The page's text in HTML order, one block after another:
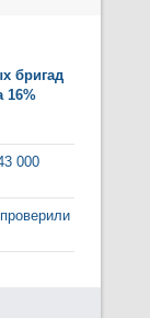
бригад
16%
000